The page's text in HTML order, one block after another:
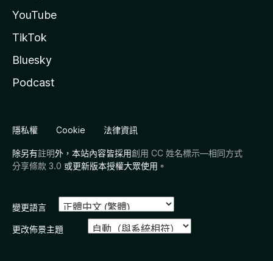
YouTube
TikTok
Bluesky
Podcast
隱私權 Cookie 法律資訊
除另有註明外，本站內容皆採用創用 CC 姓名標示—相同方式
分享條款 3.0 或更新版本授權大眾使用。
變更語言
更改佈景主題